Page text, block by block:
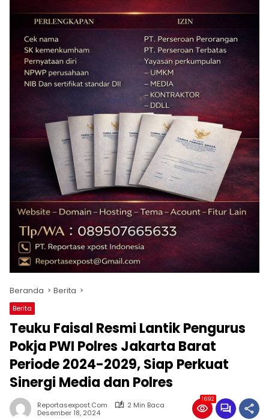
Beranda Berita
Berita
Teuku Faisal Resmi Lantik Pengurus
Pokja PWI Polres Jakarta Barat
Periode 2024-2029, Siap Perkuat
Sinergi Media dan Polres
Reportasexpost.com
2 Min Baca
Desember 18, 2024
1692